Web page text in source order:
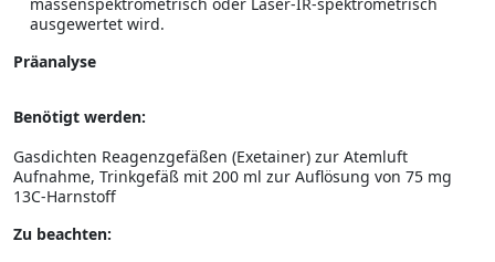
ausgewertet wird.
Präanalyse
Benötigt werden:
Gasdichten Reagenzgefäßen (Exetainer) zur Atemluft
Aufnahme, Trinkgefäß mit 200 ml zur Auflösung von 75 mg
13C-Harnstoff
Zu beachten: